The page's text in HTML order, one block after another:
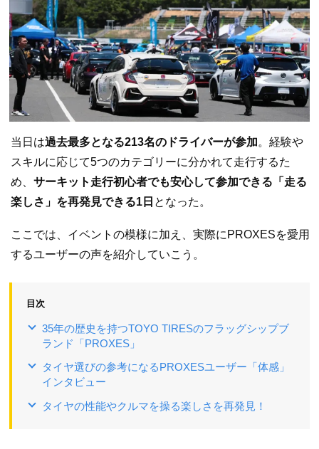
当日は過去最多となる213名のドライバーが参加。経験や
スキルに応じて5つのカテゴリーに分かれて走行するた
め、 サーキット走行初心者でも安心して参加できる「走る
楽しさ」を再発見できる1日 となった。
ここでは、イベントの模様に加え、実際にPROXESを愛用
するユーザーの声を紹介していこう。
目次
35年の歴史を持つTOYO TIRESのフラッグシップブ
ランド「PROXES」
タイヤ選びの参考になるPROXESユーザー「体感」
インタビュー
タイヤの性能やクルマを操る楽しさを再発見！